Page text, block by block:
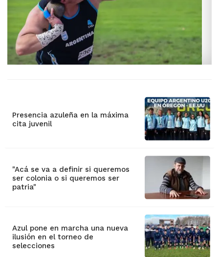
Presencia azuleña en la máxima
cita juvenil
"Acá se va a definir si queremos
ser colonia o si queremos ser
patria"
Azul pone en marcha una nueva
ilusión en el torneo de
selecciones